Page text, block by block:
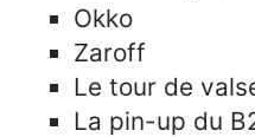
Okko
Zaroff
Le tour de
La pin-up du